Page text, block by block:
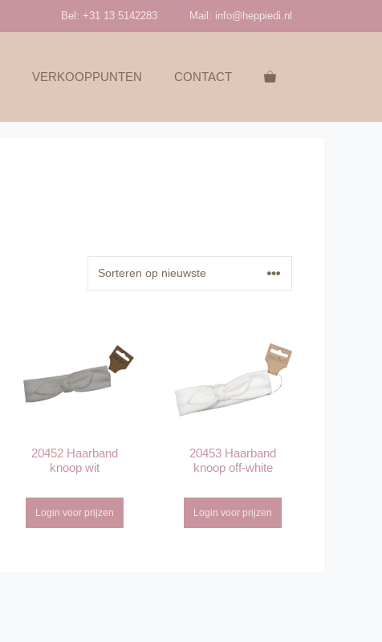
Bel: +31 13 5142283 Mail: info@heppiedi.nl
VERKOOPPUNTEN CONTACT
20452 Haarband
knoop wit
Login voor prijzen
20453 Haarband
knoop off-white
Login voor prijzen